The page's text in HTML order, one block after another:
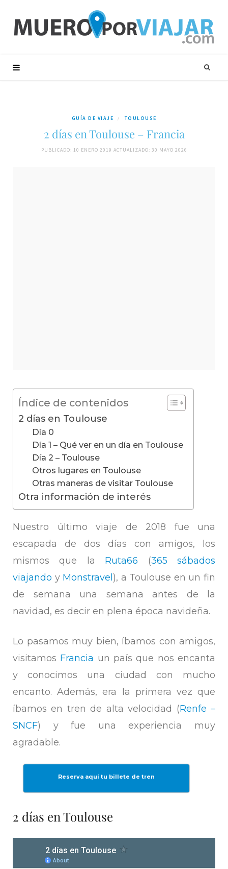
GUÍA DE VIAJE TOULOUSE
2 días en Toulouse – Francia
PUBLICADO: 10 ENERO 2019 ACTUALIZADO: 30 MAYO 2026
Índice de contenidos
2 días en Toulouse
Día 0
Día 1 – Qué ver en un día en Toulouse
Día 2 – Toulouse
Otros lugares en Toulouse
Otras maneras de visitar Toulouse
Otra información de interés
Nuestro último viaje de 2018 fue una
escapada de dos días con amigos, los
mismos que la Ruta66 (365 sábados
viajando yMonstravel ), a Toulouse en un fin
de semana una semana antes de la
navidad, es decir en plena época navideña.
Lo pasamos muy bien, íbamos con amigos,
visitamos Francia un país que nos encanta
y conocimos una ciudad con mucho
encanto. Además, era la primera vez que
íbamos en tren de alta velocidad (Renfe –
SNCF) y fue una experiencia muy
agradable.
Reserva aquí tu billete de tren
2 días en Toulouse